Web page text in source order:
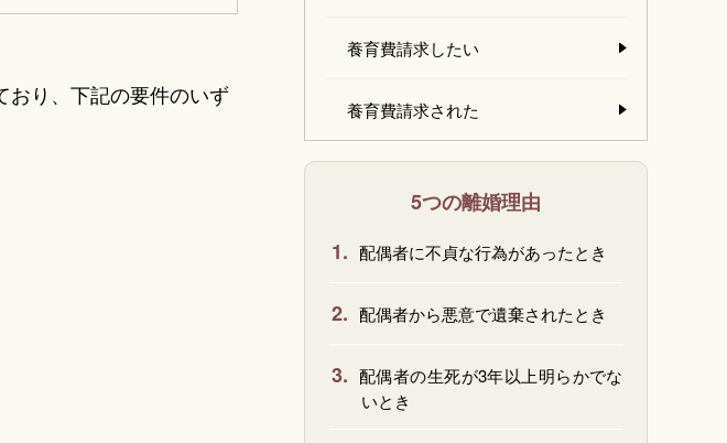
おり、下記の要件のいず
養育費請求したい
養育費請求された
5つの離婚理由
1. 配偶者に不貞な行為があったとき
2. 配偶者から悪意で遺棄されたとき
3. 配偶者の生死が3年以上明らかでな
いとき